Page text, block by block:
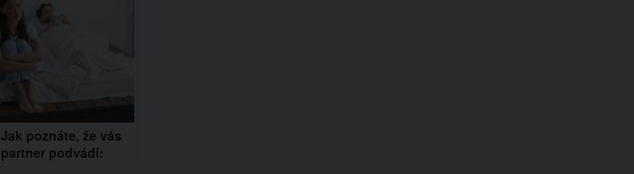
Jak poznáte, že vás
partner podvádí: